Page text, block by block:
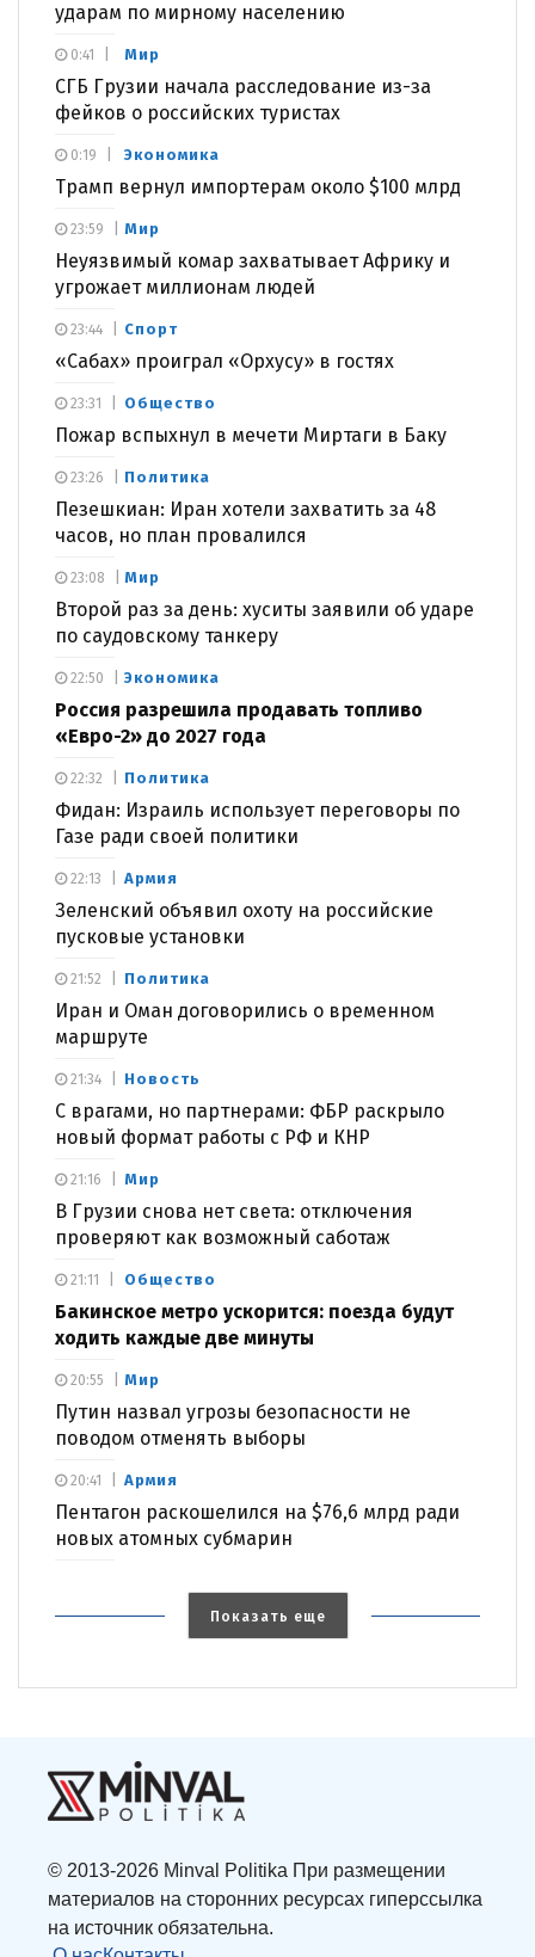
ударам по мирному населению
Мир
СГБ Грузии начала расследование из-за
фейков о российских туристах
0:41
Экономика
Трамп вернул импортерам около $100 млрд
0:19
Мир
Неуязвимый комар захватывает Африку и
угрожает миллионам людей
23:59
Спорт
«Сабах» проиграл «Орхусу» в гостях
23:44
Общество
Пожар вспыхнул в мечети Миртаги в Баку
23:31
Политика
Пезешкиан: Иран хотели захватить за 48
часов, но план провалился
23:26
Мир
Второй раз за день: хуситы заявили об ударе
по саудовскому танкеру
23:08
Экономика
Россия разрешила продавать топливо
«Евро-2» до 2027 года
22:50
Политика
Фидан: Израиль использует переговоры по
Газе ради своей политики
22:32
Армия
Зеленский объявил охоту на российские
пусковые установки
22:13
Политика
Иран и Оман договорились о временном
маршруте
21:52
Новость
С врагами, но партнерами: ФБР раскрыло
новый формат работы с РФ и КНР
21:34
Мир
В Грузии снова нет света: отключения
проверяют как возможный саботаж
21:16
Общество
Бакинское метро ускорится: поезда будут
ходить каждые две минуты
21:11
Мир
Путин назвал угрозы безопасности не
поводом отменять выборы
20:55
Армия
Пентагон раскошелился на $76,6 млрд ради
новых атомных субмарин
20:41
Показать еще
© 2013-2026 Minval Politika При размещении
материалов на сторонних ресурсах гиперссылка
на источник обязательна.